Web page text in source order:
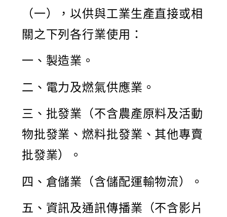
（一），以供與工業生產直接或相
關之下列各行業使用：
一、製造業。
二、電力及燃氣供應業。
三、批發業（不含農產原料及活動
物批發業、燃料批發業、其他專賣
批發業）。
四、倉儲業（含儲配運輸物流）。
五、資訊及通訊傳播業（不含影片